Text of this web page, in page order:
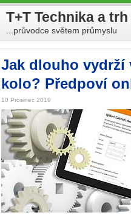
T+T Technika a trh
...průvodce světem průmyslu
Jak dlouho vydrží
kolo? Předpoví
10 Prosinec 2019